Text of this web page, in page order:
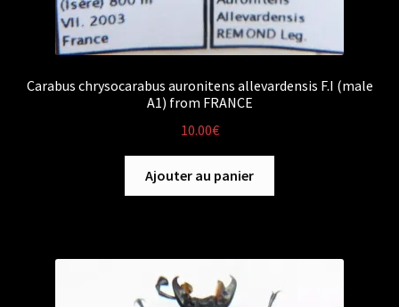
Carabus chrysocarabus auronitens allevardensis F.I (male
A1) from FRANCE
10.00€
Ajouter au panier